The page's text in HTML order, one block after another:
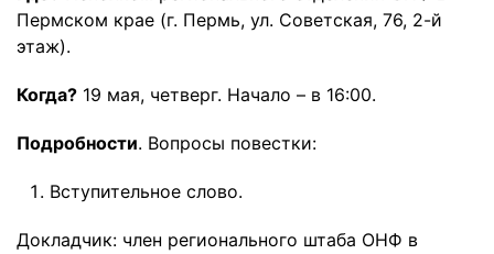
Пермском крае (г. Пермь, ул. Советская, 76, 2-й
этаж).
Когда? 19 мая, четверг. Начало – в 16:00.
Подробности. Вопросы повестки:
Вступительное слово.
Докладчик: член регионального штаба ОНФ в